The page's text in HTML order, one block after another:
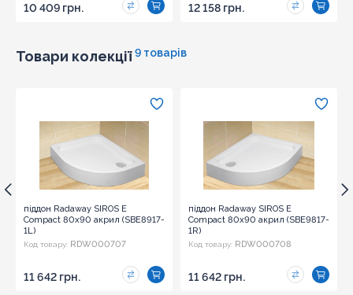
10 409 грн. 12 158 грн.
Товари колекції 9 товарів
піддон Radaway SIROS E
Compact 80x90 акрил (SBE8917-
1L)
Код товару: RDW000707
11 642 грн.
піддон Radaway SIROS E
Compact 80x90 акрил (SBE9817-
1R)
Код товару: RDW000708
11 642 грн.